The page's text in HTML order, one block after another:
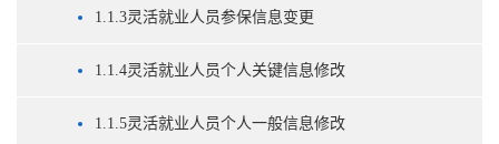
1.1.3灵活就业人员参保信息变更
1.1.4灵活就业人员个人关键信息修改
1.1.5灵活就业人员个人一般信息修改